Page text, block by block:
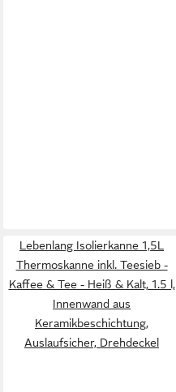
Lebenlang Isolierkanne 1,5L
Thermoskanne inkl. Teesieb -
Kaffee & Tee - Heiß & Kalt, 1.5 l,
Innenwand aus
Keramikbeschichtung,
Auslaufsicher, Drehdeckel